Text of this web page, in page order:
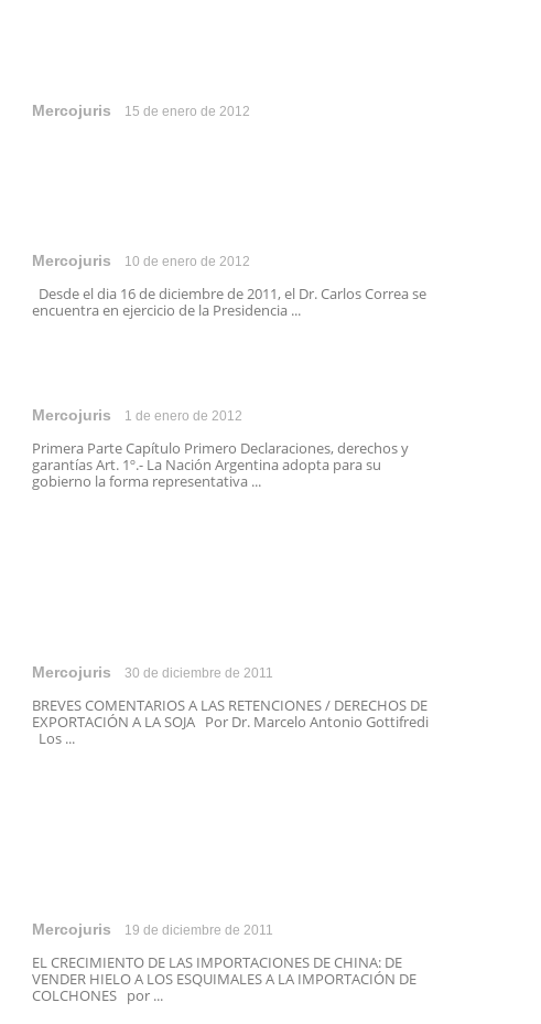
Mercojuris 15 de enero de 2012
Mercojuris 10 de enero de 2012
Desde el dia 16 de diciembre de 2011, el Dr. Carlos Correa se
encuentra en ejercicio de la Presidencia ...
Mercojuris 1 de enero de 2012
Primera Parte Capítulo Primero Declaraciones, derechos y
garantías Art. 1º.- La Nación Argentina adopta para su
gobierno la forma representativa ...
Mercojuris 30 de diciembre de 2011
BREVES COMENTARIOS A LAS RETENCIONES / DERECHOS DE
EXPORTACIÓN A LA SOJA Por Dr. Marcelo Antonio Gottifredi
Los ...
Mercojuris 19 de diciembre de 2011
EL CRECIMIENTO DE LAS IMPORTACIONES DE CHINA: DE
VENDER HIELO A LOS ESQUIMALES A LA IMPORTACIÓN DE
COLCHONES por ...